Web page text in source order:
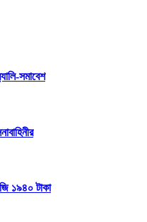
সমাবেশ
১৯৪০ টাকা